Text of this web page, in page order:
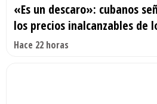
«Es un descaro»: cubanos
los precios inalcanzables de
Hace 22 horas